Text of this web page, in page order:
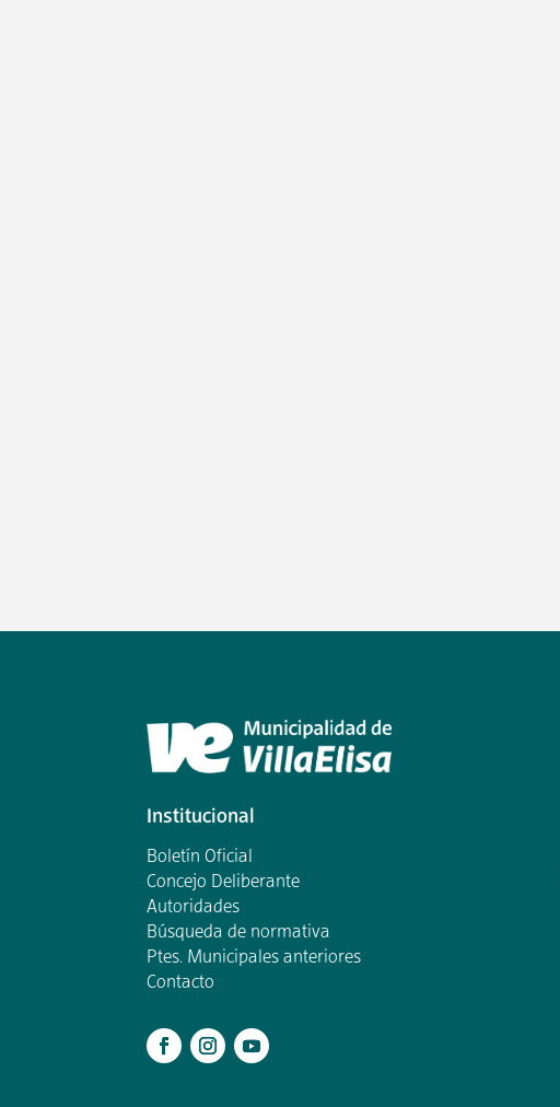
Institucional
Boletín Oficial
Concejo Deliberante
Autoridades
Búsqueda de normativa
Ptes. Municipales anteriores
Contacto